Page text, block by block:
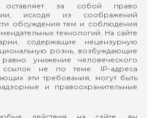
оставляет за собой право
исходя из соображений
обсуждения тем и соблюдения
технологий. На сайте
содержащие нецензурную
рознь, возбуждающие
унижение человеческого
ссылок не по теме. IP-адреса
эти требования, могут быть
и правоохранительные